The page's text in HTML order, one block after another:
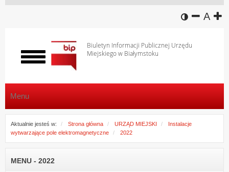
wersja
A
Biuletyn Informacji Publicznej Urzędu
Miejskiego w Białymstoku
Włącz
menu
Menu
Aktualnie jesteś w: Strona główna URZĄD MIEJSKI
Instalacje
wytwarzające pole elektromagnetyczne
2022
MENU - 2022